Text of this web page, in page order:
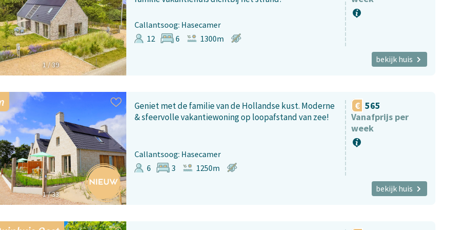
1/39
Callantsoog: Hasecamer
12
6 1300m
bekijk huis
1/33
Geniet met de familie van de Hollandse kust. Moderne
& sfeervolle vakantiewoning op loopafstand van zee!
Callantsoog: Hasecamer
6
3 1250m
565
Vanafprijs per
week
bekijk huis